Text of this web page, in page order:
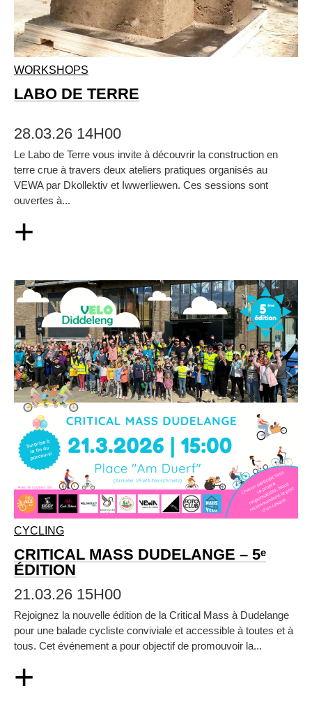
WORKSHOPS
LABO DE TERRE
28.03.26 14H00
Le Labo de Terre vous invite à découvrir la construction en
terre crue à travers deux ateliers pratiques organisés au
VEWA par Dkollektiv et Iwwerliewen. Ces sessions sont
ouvertes à...
+
CYCLING
CRITICAL MASS DUDELANGE – 5ᵉ
ÉDITION
21.03.26 15H00
Rejoignez la nouvelle édition de la Critical Mass à Dudelange
pour une balade cycliste conviviale et accessible à toutes et à
tous. Cet événement a pour objectif de promouvoir la...
+